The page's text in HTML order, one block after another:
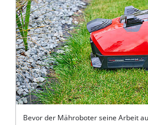
Bevor der Mähroboter seine Arbeit